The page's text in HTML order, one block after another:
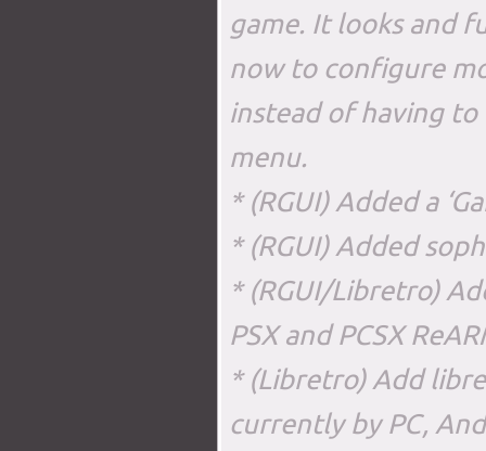
game. It looks and
now to configure
instead of having to
menu.
* (RGUI) Added a
* (RGUI) Added
* (RGUI/Libretro)
PSX and PCSX
* (Libretro) Add
currently by PC,